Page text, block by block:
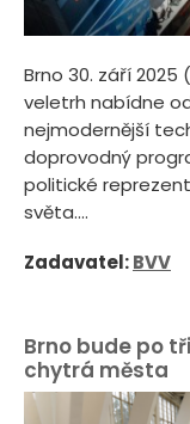
Brno 30. září 2025
veletrh nabídne
nejmodernější
doprovodný
politické
světa....
Zadavatel:BVV
Brno bude po
chytrá města